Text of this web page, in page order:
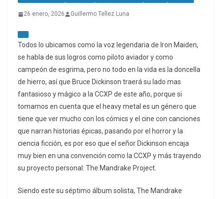
26 enero, 2026 Guillermo Tellez Luna
Todos lo ubicamos como la voz legendaria de Iron Maiden,
se habla de sus logros como piloto aviador y como
campeón de esgrima, pero no todo en la vida es la doncella
de hierro, así que Bruce Dickinson traerá su lado mas
fantasioso y mágico a la CCXP de este año, porque si
tomamos en cuenta que el heavy metal es un género que
tiene que ver mucho con los cómics y el cine con canciones
que narran historias épicas, pasando por el horror y la
ciencia ficción, es por eso que el señor Dickinson encaja
muy bien en una convención como la CCXP y más trayendo
su proyecto personal: The Mandrake Project.
Siendo este su séptimo álbum solista, The Mandrake